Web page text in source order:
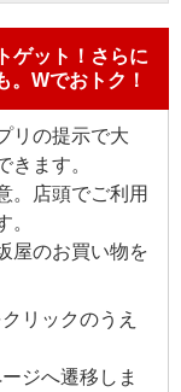
ゲット！さらに
Wでおトク！
リの提示で大
きます。
。店頭でご利用
。
屋のお買い物を
リックのうえ
ジへ遷移しま